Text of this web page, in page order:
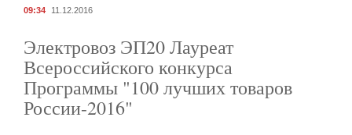
09:34 11.12.2016
Электровоз ЭП20 Лауреат
Всероссийского конкурса
Программы "100 лучших товаров
России-2016"